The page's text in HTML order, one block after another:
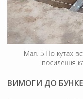
Мал. 5 По кутах
посилення
ВИМОГИ ДО